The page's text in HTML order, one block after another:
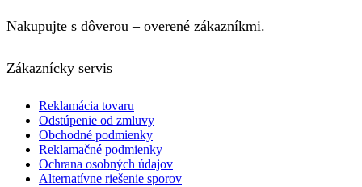
Nakupujte s dôverou – overené zákazníkmi.
Zákaznícky servis
Reklamácia tovaru
Odstúpenie od zmluvy
Obchodné podmienky
Reklamačné podmienky
Ochrana osobných údajov
Alternatívne riešenie sporov